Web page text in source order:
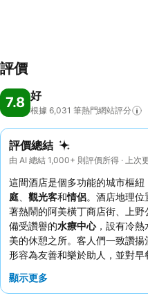
評價
7.8 好
根據 6,031 筆熱門網站評分
評價總結
由 AI 總結 1,000+ 則評價所得 · 上
這間酒店是個多功能的城市樞
庭
觀光客和情侶。酒店地理
著熱鬧的阿美橫丁商店街、上
備受讚譽的水療中心，設有冷熱
美的休憩之所。客人們一致讚揚
形容為友善和樂於助人，並對
和樂趣。
顯示更多